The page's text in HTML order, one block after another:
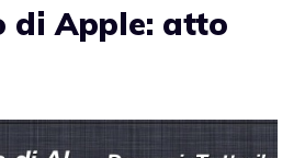
di Apple: atto